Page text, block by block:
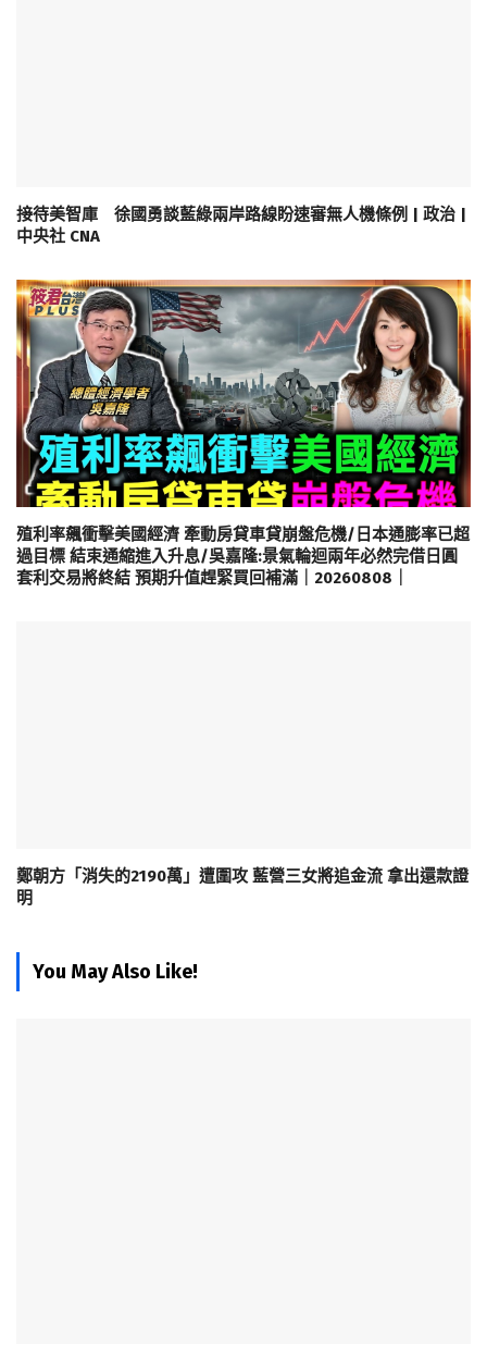
接待美智庫 徐國勇談藍綠兩岸路線盼速審無人機條例 | 政治 |
中央社 CNA
殖利率飆衝擊美國經濟 牽動房貸車貸崩盤危機/日本通膨率已超
過目標 結束通縮進入升息/吳嘉隆:景氣輪迴兩年必然完借日圓
套利交易將終結 預期升值趕緊買回補滿｜20260808｜
鄭朝方「消失的2190萬」遭圍攻 藍營三女將追金流 拿出還款證
明
You May Also Like!